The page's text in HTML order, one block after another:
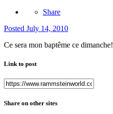
Share
Posted July 14, 2010
Ce sera mon baptême ce dimanche!
Link to post
Share on other sites